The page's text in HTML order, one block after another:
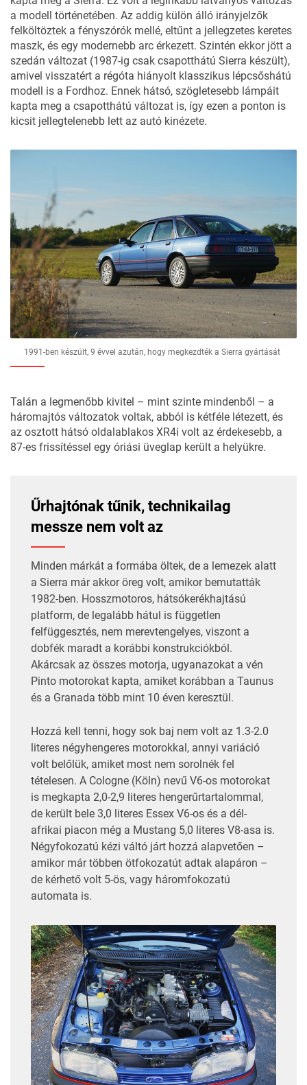
a modell történetében. Az addig külön álló irányjelzők
felköltöztek a fényszórók mellé, eltűnt a jellegzetes keretes
maszk, és egy modernebb arc érkezett. Szintén ekkor jött a
szedán változat (1987-ig csak csapotthátú Sierra készült),
amivel visszatért a régóta hiányolt klasszikus lépcsőshátú
modell is a Fordhoz. Ennek hátsó, szögletesebb lámpáit
kapta meg a csapotthátú változat is, így ezen a ponton is
kicsit jellegtelenebb lett az autó kinézete.
1991-ben készült, 9 évvel azután, hogy megkezdték a Sierra gyártását
Talán a legmenőbb kivitel – mint szinte mindenből – a
háromajtós változatok voltak, abból is kétféle létezett, és
az osztott hátsó oldalablakos XR4i volt az érdekesebb, a
87-es frissítéssel egy óriási üveglap került a helyükre.
Űrhajtónak tűnik, technikailag
messze nem volt az
Minden márkát a formába öltek, de a lemezek alatt
a Sierra már akkor öreg volt, amikor bemutatták
1982-ben. Hosszmotoros, hátsókerékhajtású
platform, de legalább hátul is független
felfüggesztés, nem merevtengelyes, viszont a
dobfék maradt a korábbi konstrukciókból.
Akárcsak az összes motorja, ugyanazokat a vén
Pinto motorokat kapta, amiket korábban a Taunus
és a Granada több mint 10 éven keresztül.
Hozzá kell tenni, hogy sok baj nem volt az 1.3-2.0
literes négyhengeres motorokkal, annyi variáció
volt belőlük, amiket most nem sorolnék fel
tételesen. A Cologne (Köln) nevű V6-os motorokat
is megkapta 2,0-2,9 literes hengerűrtartalommal,
de került bele 3,0 literes Essex V6-os és a dél-
afrikai piacon még a Mustang 5,0 literes V8-asa is.
Négyfokozatú kézi váltó járt hozzá alapvetően –
amikor már többen ötfokozatút adtak alapáron –
de kérhető volt 5-ös, vagy háromfokozatú
automata is.